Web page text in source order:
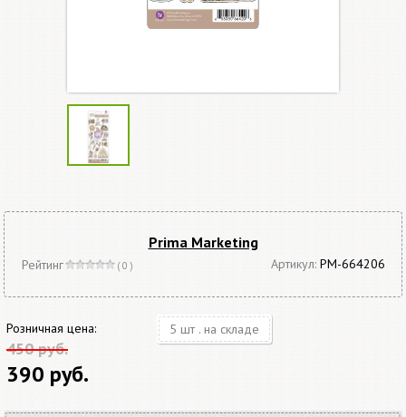
Prima Marketing
Рейтинг ( 0 ) Артикул: PM-664206
Розничная цена:
450 руб.
390 руб.
5 шт . на складе